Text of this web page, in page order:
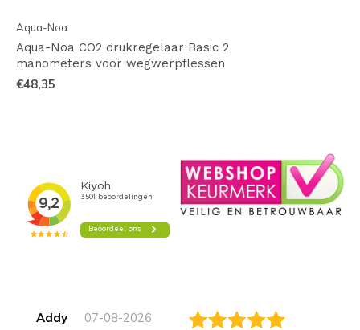
Aqua-Noa
Aqua-Noa CO2 drukregelaar Basic 2
manometers voor wegwerpflessen
€48,35
Addy 07-08-2026